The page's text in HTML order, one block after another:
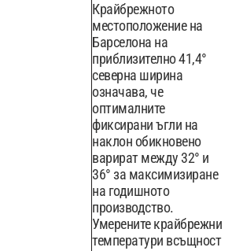
Крайбрежното
местоположение на
Барселона на
приблизително 41,4°
северна ширина
означава, че
оптималните
фиксирани ъгли на
наклон обикновено
варират между 32° и
36° за максимизиране
на годишното
производство.
Умерените крайбрежни
температури всъщност